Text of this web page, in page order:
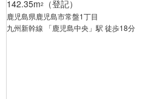
142.35m2 （登記）
鹿児島県鹿児島市常盤1丁目
九州新幹線 「鹿児島中央」駅 徒歩18分